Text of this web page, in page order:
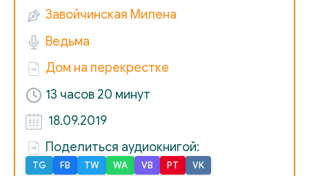
10-1_DOM-1
12-0_DOM-1
12-1_DOM-1
13-1_DOM-1
Завойчинская Милена
Ведьма
Дом на перекрестке
13 часов 20 минут
18.09.2019
Поделиться аудиокнигой:
TG FB TW WA VB PT VK